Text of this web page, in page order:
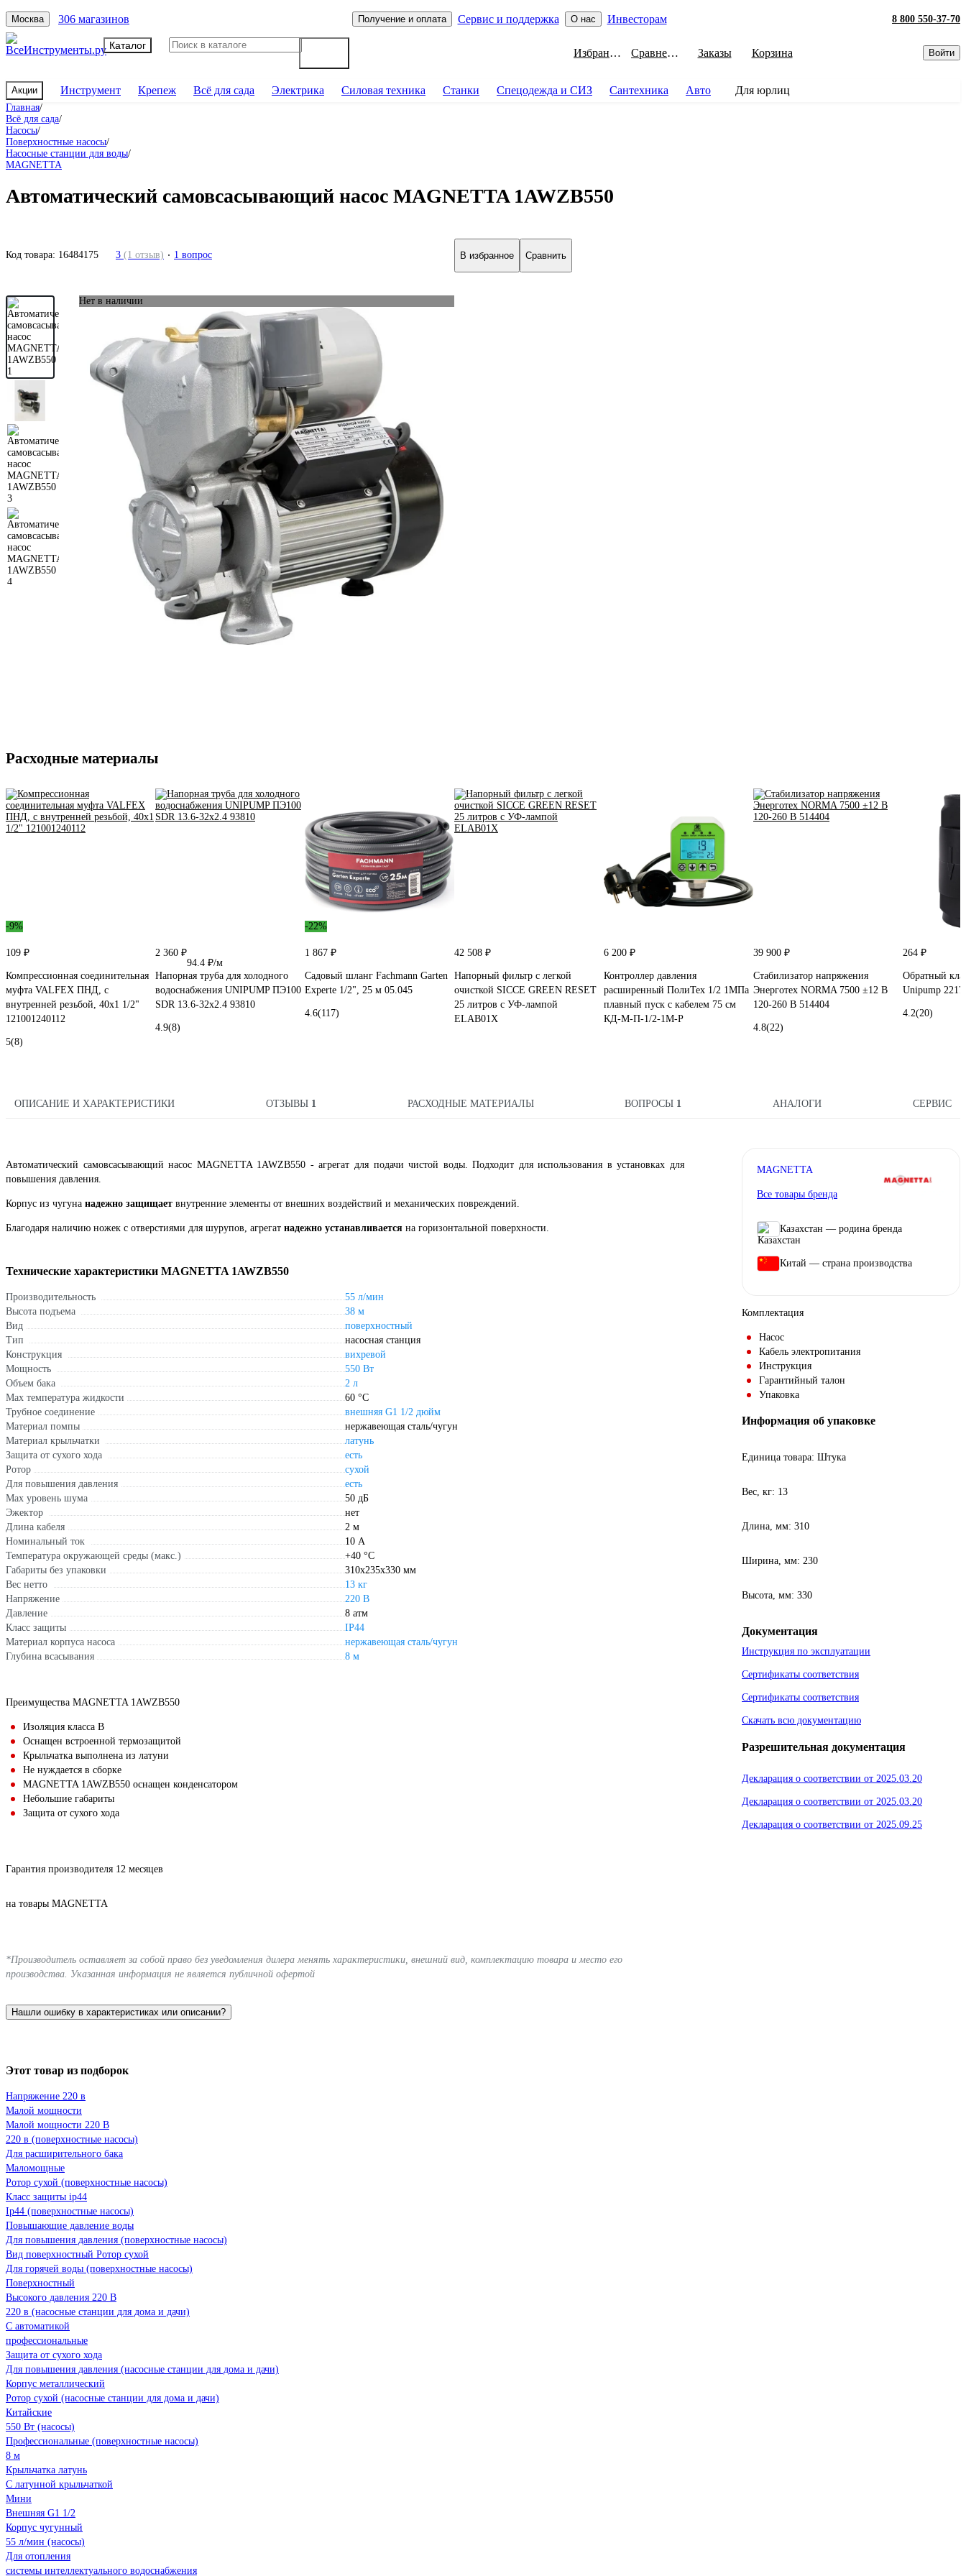
Москва 306 магазинов Получение и оплата Сервис и поддержка О нас Инвесторам 8 800 550-37-70
Каталог
Избранное Сравнение Заказы Корзина Войти
Акции Инструмент Крепеж Всё для сада Электрика Силовая техника Станки Спецодежда и СИЗ Сантехника Авто Для юрлиц
Главная/
Всё для сада/
Насосы/
Поверхностные насосы/
Насосные станции для воды/
MAGNETTA
Автоматический самовсасывающий насос MAGNETTA 1AWZB550
Код товара: 16484175 3 (1 отзыв) 1 вопрос В избранное Сравнить
Нет в наличии
Расходные материалы
-9%
109 ₽
Компрессионная соединительная
муфта VALFEX ПНД, с
внутренней резьбой, 40x1 1/2"
121001240112
5(8)
2 360 ₽
94.4 ₽/м
Напорная труба для холодного
водоснабжения UNIPUMP ПЭ100
SDR 13.6-32x2.4 93810
4.9(8)
-22%
1 867 ₽
Садовый шланг Fachmann Garten
Experte 1/2", 25 м 05.045
4.6(117)
42 508 ₽
Напорный фильтр с легкой
очисткой SICCE GREEN RESET
25 литров с УФ-лампой
ELAB01X
6 200 ₽
Контроллер давления
расширенный ПолиТех 1/2 1МПа
плавный пуск с кабелем 75 см
КД-М-П-1/2-1М-Р
39 900 ₽
Стабилизатор напряжения
Энерготех NORMA 7500 ±12 В
120-260 В 514404
4.8(22)
264 ₽
Обратный
Unipump
4.2(20)
ОПИСАНИЕ И ХАРАКТЕРИСТИКИ ОТЗЫВЫ 1 РАСХОДНЫЕ МАТЕРИАЛЫ ВОПРОСЫ 1 АНАЛОГИ СЕРВИС
Автоматический самовсасывающий насос MAGNETTA 1AWZB550 - агрегат для подачи чистой воды. Подходит для использования в установках для
повышения давления.
Корпус из чугуна надежно защищает внутренние элементы от внешних воздействий и механических повреждений.
Благодаря наличию ножек с отверстиями для шурупов, агрегат надежно устанавливается на горизонтальной поверхности.
Технические характеристики MAGNETTA 1AWZB550
Производительность
55 л/мин
Высота подъема
38 м
Вид
поверхностный
Тип
насосная станция
Конструкция
вихревой
Мощность
550 Вт
Объем бака
2 л
Мах температура жидкости
60 °С
Трубное соединение
внешняя G1 1/2 дюйм
Материал помпы
нержавеющая сталь/чугун
Материал крыльчатки
латунь
Защита от сухого хода
есть
Ротор
сухой
Для повышения давления
есть
Max уровень шума
50 дБ
Эжектор
нет
Длина кабеля
2 м
Номинальный ток
10 А
Температура окружающей среды (макс.)
+40 °С
Габариты без упаковки
310х235х330 мм
Вес нетто
13 кг
Напряжение
220 В
Давление
8 атм
Класс защиты
IP44
Материал корпуса насоса
нержавеющая сталь/чугун
Глубина всасывания
8 м
Преимущества MAGNETTA 1AWZB550
Изоляция класса В
Оснащен встроенной термозащитой
Крыльчатка выполнена из латуни
Не нуждается в сборке
MAGNETTA 1AWZB550 оснащен конденсатором
Небольшие габариты
Защита от сухого хода
Гарантия производителя 12 месяцев
на товары MAGNETTA
*Производитель оставляет за собой право без уведомления дилера менять характеристики, внешний вид, комплектацию товара и место его
производства. Указанная информация не является публичной офертой
Нашли ошибку в характеристиках или описании?
MAGNETTA
Все товары бренда
Казахстан — родина бренда
Китай — страна производства
Комплектация
Насос
Кабель электропитания
Инструкция
Гарантийный талон
Упаковка
Информация об упаковке
Единица товара: Штука
Вес, кг: 13
Длина, мм: 310
Ширина, мм: 230
Высота, мм: 330
Документация
Инструкция по эксплуатации
Сертификаты соответствия
Сертификаты соответствия
Скачать всю документацию
Разрешительная документация
Декларация о соответствии от 2025.03.20
Декларация о соответствии от 2025.03.20
Декларация о соответствии от 2025.09.25
Этот товар из подборок
Напряжение 220 в
Малой мощности
Малой мощности 220 В
220 в (поверхностные насосы)
Для расширительного бака
Маломощные
Ротор сухой (поверхностные насосы)
Класс защиты ip44
Ip44 (поверхностные насосы)
Повышающие давление воды
Для повышения давления (поверхностные насосы)
Вид поверхностный Ротор сухой
Для горячей воды (поверхностные насосы)
Поверхностный
Высокого давления 220 В
220 в (насосные станции для дома и дачи)
С автоматикой
профессиональные
Защита от сухого хода
Для повышения давления (насосные станции для дома и дачи)
Корпус металлический
Ротор сухой (насосные станции для дома и дачи)
Китайские
550 Вт (насосы)
Профессиональные (поверхностные насосы)
8 м
Крыльчатка латунь
С латунной крыльчаткой
Мини
Внешняя G1 1/2
Корпус чугунный
55 л/мин (насосы)
Для отопления
системы интеллектуального водоснабжения